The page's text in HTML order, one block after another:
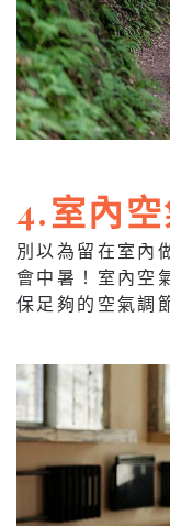
4.室內
別以為留在室內
會中暑！室內空
保足夠的空氣調